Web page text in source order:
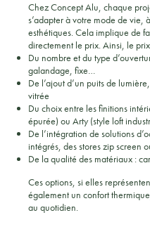
Chez Concept Alu, chaque
s’adapter à votre mode de vie,
esthétiques. Cela implique de
directement le prix. Ainsi, le
Du nombre et du type
galandage, fixe…
De l’ajout d’un puits de
vitrée
Du choix entre les finitions
épurée) ou Arty (style loft
De l’intégration de solutions
intégrés, des stores zip screen
De la qualité des matériaux :
Ces options, si elles
également un confort
au quotidien.